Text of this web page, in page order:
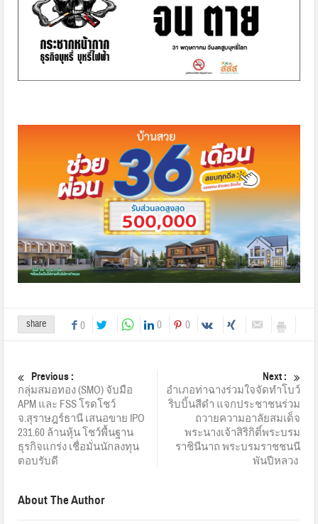
share 0 0 0
Previous :
กลุ่มสมอทอง (SMO) จับมือ
APM และ FSS โรดโชว์
จ.สุราษฎร์ธานี เสนอขาย IPO
231.60 ล้านหุ้น โชว์พื้นฐาน
ธุรกิจแกร่ง เชื่อมั่นนักลงทุน
ตอบรับดี
Next :
อำเภอท่าฉางร่วมใจจัดทำโบว์
ริบบิ้นสีดำ แจกประชาชนร่วม
ถวายความอาลัยสมเด็จ
พระนางเจ้าสิริกิติ์พระบรม
ราชินีนาถ พระบรมราชชนนี
พันปีหลวง
About The Author